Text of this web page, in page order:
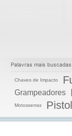
Chaves de Impacto
Grampeadores
Motosserras